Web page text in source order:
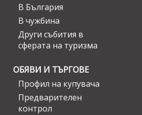
В България
В чужбина
Други събития в
сферата на туризма
ОБЯВИ И ТЪРГОВЕ
Профил на купувача
Предварителен
контрол